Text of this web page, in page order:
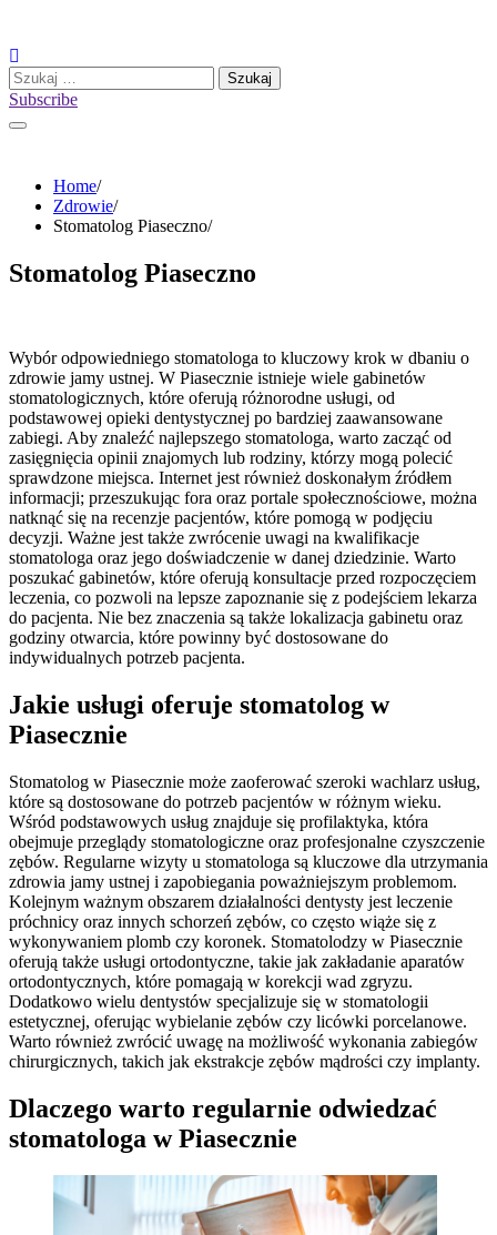
content
Szukaj:
Subscribe
Home
Zdrowie
Stomatolog Piaseczno
Stomatolog Piaseczno
Wybór odpowiedniego stomatologa to kluczowy krok w dbaniu o
zdrowie jamy ustnej. W Piasecznie istnieje wiele gabinetów
stomatologicznych, które oferują różnorodne usługi, od
podstawowej opieki dentystycznej po bardziej zaawansowane
zabiegi. Aby znaleźć najlepszego stomatologa, warto zacząć od
zasięgnięcia opinii znajomych lub rodziny, którzy mogą polecić
sprawdzone miejsca. Internet jest również doskonałym źródłem
informacji; przeszukując fora oraz portale społecznościowe, można
natknąć się na recenzje pacjentów, które pomogą w podjęciu
decyzji. Ważne jest także zwrócenie uwagi na kwalifikacje
stomatologa oraz jego doświadczenie w danej dziedzinie. Warto
poszukać gabinetów, które oferują konsultacje przed rozpoczęciem
leczenia, co pozwoli na lepsze zapoznanie się z podejściem lekarza
do pacjenta. Nie bez znaczenia są także lokalizacja gabinetu oraz
godziny otwarcia, które powinny być dostosowane do
indywidualnych potrzeb pacjenta.
Jakie usługi oferuje stomatolog w
Piasecznie
Stomatolog w Piasecznie może zaoferować szeroki wachlarz usług,
które są dostosowane do potrzeb pacjentów w różnym wieku.
Wśród podstawowych usług znajduje się profilaktyka, która
obejmuje przeglądy stomatologiczne oraz profesjonalne czyszczenie
zębów. Regularne wizyty u stomatologa są kluczowe dla utrzymania
zdrowia jamy ustnej i zapobiegania poważniejszym problemom.
Kolejnym ważnym obszarem działalności dentysty jest leczenie
próchnicy oraz innych schorzeń zębów, co często wiąże się z
wykonywaniem plomb czy koronek. Stomatolodzy w Piasecznie
oferują także usługi ortodontyczne, takie jak zakładanie aparatów
ortodontycznych, które pomagają w korekcji wad zgryzu.
Dodatkowo wielu dentystów specjalizuje się w stomatologii
estetycznej, oferując wybielanie zębów czy licówki porcelanowe.
Warto również zwrócić uwagę na możliwość wykonania zabiegów
chirurgicznych, takich jak ekstrakcje zębów mądrości czy implanty.
Dlaczego warto regularnie odwiedzać
stomatologa w Piasecznie